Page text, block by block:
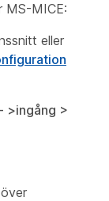
MS-MICE:
eller
>ingång >